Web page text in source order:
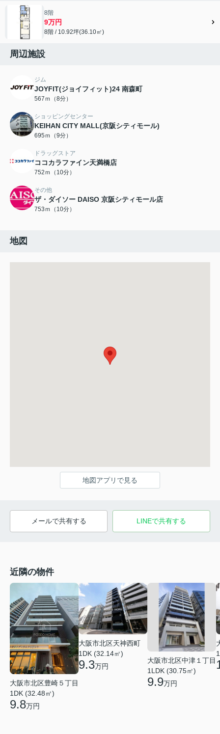
8階
9万円
8階 / 10.92坪(36.10㎡)
周辺施設
ジム
JOYFIT(ジョイフィット)24 南森町
567ｍ（8分）
ショッピングセンター
KEIHAN CITY MALL(京阪シティモール)
695ｍ（9分）
ドラッグストア
ココカラファイン天満橋店
752ｍ（10分）
その他
ザ・ダイソー DAISO 京阪シティモール店
753ｍ（10分）
地図
地図アプリで見る
メールで共有する LINEで共有する
近隣の物件
大阪市北区豊崎５丁目
1DK (32.48㎡)
9.8万円
大阪市北区天神西町
1DK (32.14㎡)
9.3万円
大阪市北区中津１丁目
1LDK (30.75㎡)
9.9万円